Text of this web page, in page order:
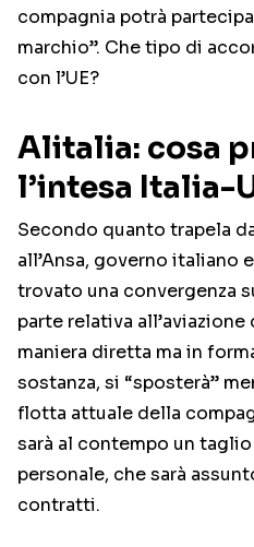
compagnia potrà
marchio”. Che tipo di
con l’UE?
Alitalia: cosa
l’intesa Italia-
Secondo quanto trapela
all’Ansa, governo italiano
trovato una convergenza
parte relativa
maniera diretta ma in
sostanza, si “sposterà”
flotta attuale della
sarà al contempo un
personale, che sarà
contratti.